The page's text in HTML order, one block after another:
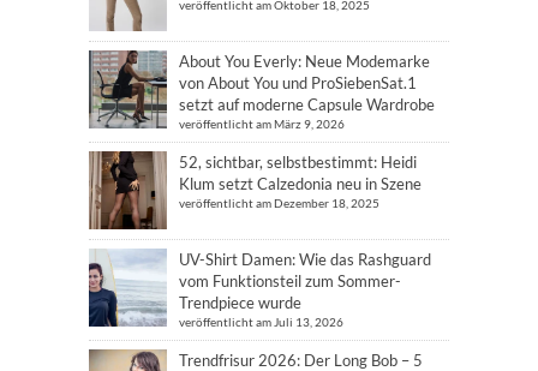
veröffentlicht am Oktober 18, 2025
About You Everly: Neue Modemarke
von About You und ProSiebenSat.1
setzt auf moderne Capsule Wardrobe
veröffentlicht am März 9, 2026
52, sichtbar, selbstbestimmt: Heidi
Klum setzt Calzedonia neu in Szene
veröffentlicht am Dezember 18, 2025
UV-Shirt Damen: Wie das Rashguard
vom Funktionsteil zum Sommer-
Trendpiece wurde
veröffentlicht am Juli 13, 2026
Trendfrisur 2026: Der Long Bob – 5